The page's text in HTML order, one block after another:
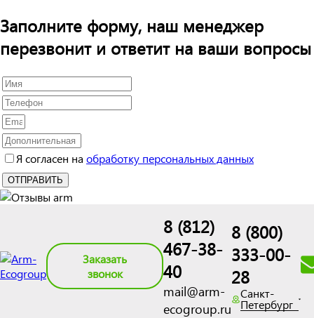
Заполните форму, наш менеджер
перезвонит и ответит на ваши вопросы
Я согласен на обработку персональных данных
Заказать
звонок
8 (812)
467-38-
40
mail@arm-
ecogroup.ru
8 (800)
333-00-
28
Санкт-
Петербург